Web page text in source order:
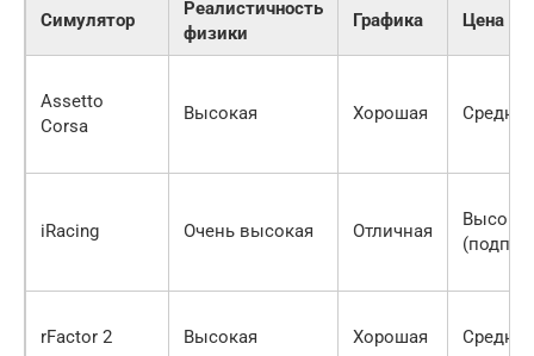
Симулятор
Реалистичность
физики
Графика Цена
Assetto
Corsa
Высокая Хорошая Средняя
iRacing Очень высокая Отличная
rFactor 2 Высокая Хорошая Средняя